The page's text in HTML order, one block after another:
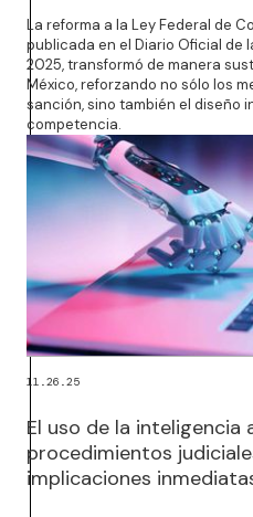
La reforma a la Ley Federal de
publicada en el Diario Oficial de
2025, transformó de manera
México, reforzando no sólo los
sanción, sino también el diseño
competencia.
11.26.25
El uso de la inteligencia
procedimientos
implicaciones